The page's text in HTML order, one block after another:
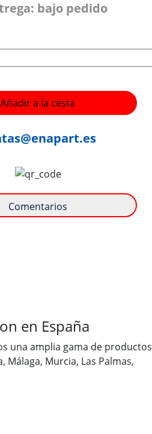
bajo pedido
Añadir a la cesta
Comentarios
en España
una amplia gama de productos
Málaga, Murcia, Las Palmas,